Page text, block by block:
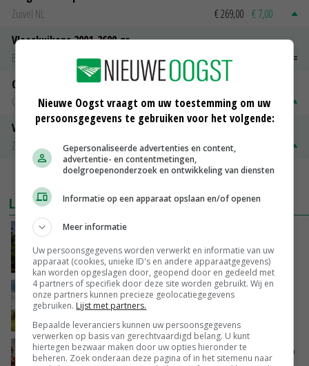
Zuivel NL
€ 269,00 € 7,00
Vleeskuikens 2001-2600 gr
Barneveld
€ 1,09
Gerst
Groningen
€ 197,00 € 2,00
Volle melkpoeder
Zuivel NL
€ 345,00
LAATSTE NIEUWS
Kamervragen over onttrekkingsverbod,
minister spreekt van ‘ondernemersrisico’
GISTEREN, 16:27
‘Rendement van Krullvarkens komt van de
overkant’
GISTEREN, 15:30
Oorlogen en El Niño stuwen voedselprijzen op
Nieuwe Oogst vraagt om uw toestemming om uw
persoonsgegevens te gebruiken voor het volgende:
Gepersonaliseerde advertenties en content,
advertentie- en contentmetingen,
doelgroepenonderzoek en ontwikkeling van diensten
Informatie op een apparaat opslaan en/of openen
Meer informatie
Uw persoonsgegevens worden verwerkt en informatie van uw
apparaat (cookies, unieke ID's en andere apparaatgegevens)
kan worden opgeslagen door, geopend door en gedeeld met
4 partners of specifiek door deze site worden gebruikt. Wij en
onze partners kunnen precieze geolocatiegegevens
gebruiken. Lijst met partners.
Bepaalde leveranciers kunnen uw persoonsgegevens
verwerken op basis van gerechtvaardigd belang. U kunt
hiertegen bezwaar maken door uw opties hieronder te
beheren. Zoek onderaan deze pagina of in het sitemenu naar